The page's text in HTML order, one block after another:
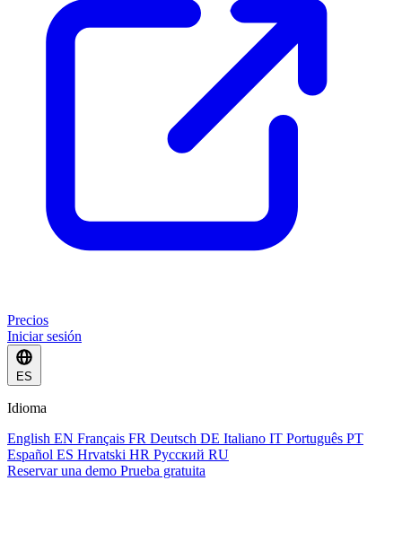
Precios
Iniciar sesión
ES
Idioma
English EN Français FR Deutsch DE Italiano IT Português PT
Español ES Hrvatski HR Русский RU
Reservar una demo Prueba gratuita